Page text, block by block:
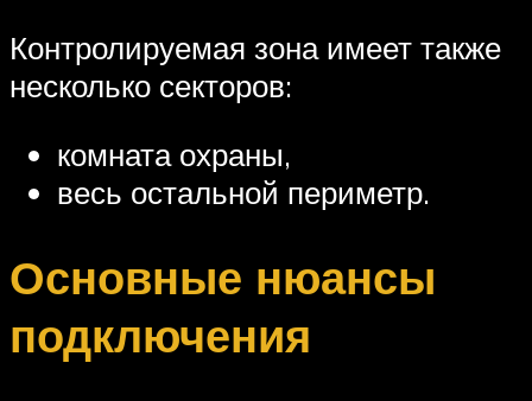
Контролируемая зона имеет также
несколько секторов:
комната охраны,
весь остальной периметр.
Основные нюансы
подключения